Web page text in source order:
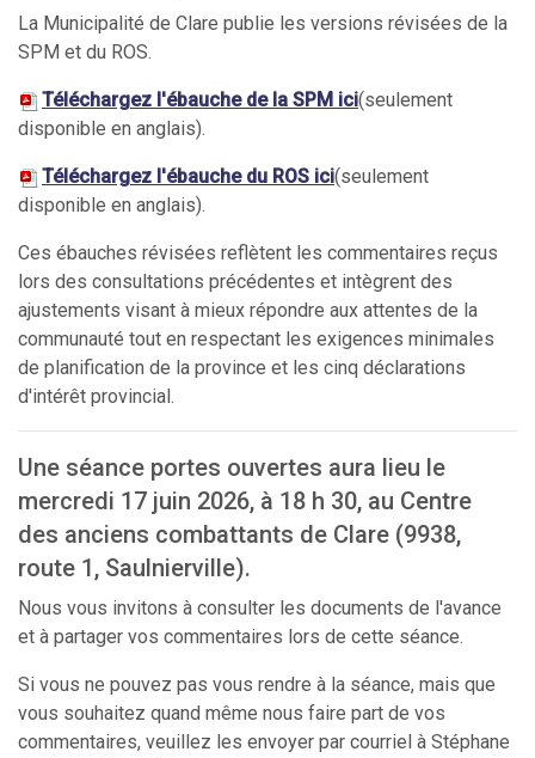
La Municipalité de Clare publie les versions révisées de la
SPM et du ROS.
Téléchargez l'ébauche de la SPM ici(seulement
disponible en anglais).
Téléchargez l'ébauche du ROS ici(seulement
disponible en anglais).
Ces ébauches révisées reflètent les commentaires reçus
lors des consultations précédentes et intègrent des
ajustements visant à mieux répondre aux attentes de la
communauté tout en respectant les exigences minimales
de planification de la province et les cinq déclarations
d'intérêt provincial.
Une séance portes ouvertes aura lieu le
mercredi 17 juin 2026, à 18 h 30, au Centre
des anciens combattants de Clare (9938,
route 1, Saulnierville).
Nous vous invitons à consulter les documents de l'avance
et à partager vos commentaires lors de cette séance.
Si vous ne pouvez pas vous rendre à la séance, mais que
vous souhaitez quand même nous faire part de vos
commentaires, veuillez les envoyer par courriel à Stéphane